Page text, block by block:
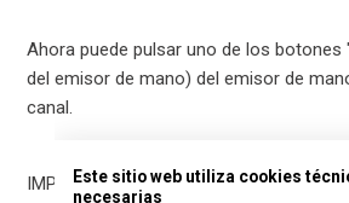
Ahora puede pulsar uno de los botones
del emisor de mano) del emisor de
canal.
IMPORTANTE: Asegúrese de no pulsar
Este sitio web utiliza cookies
necesarias